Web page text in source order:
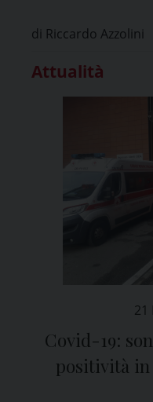
di Riccardo Azzolini
Attualità
21
Covid-19:
positività